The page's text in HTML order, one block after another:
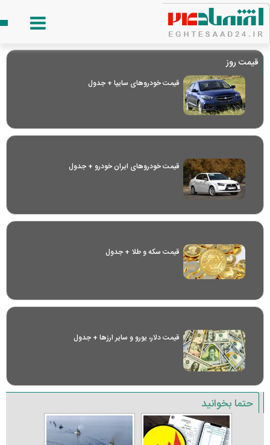
قیمت روز
قیمت خودرو‌های سایپا + جدول
قیمت خودرو‌های ایران خودرو + جدول
قیمت سکه و طلا + جدول
قیمت دلار، یورو و سایر ارز‌ها + جدول
حتما بخوانید